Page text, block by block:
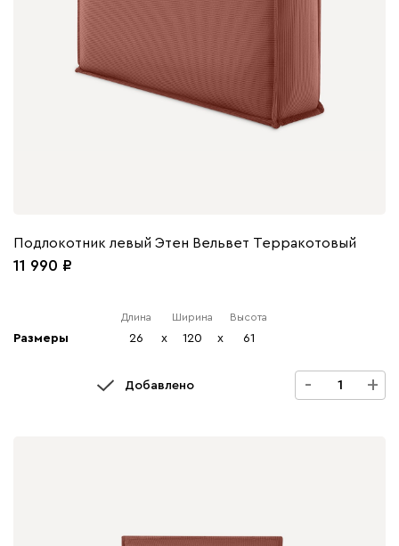
Подлокотник левый Этен Вельвет Терракотовый
11 990
Размеры
Длина
26 x
Ширина
120 x
Высота
61
Добавлено - +